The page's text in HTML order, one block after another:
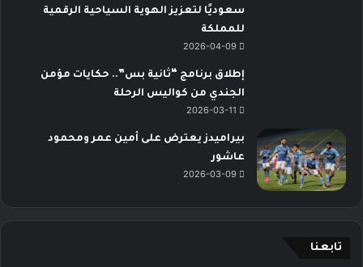
سعوديًا لتعزيز الهوية السياحية الرقمية
للمملكة
2026-04-09
إطلاق برنامج “ثانية بس”.. حكايات مؤمن
الجندي من كواليس الرحلة
2026-03-11
بيراميدز يعترض على أمين عمر ومحمود
عاشور
2026-03-09
تابعنا